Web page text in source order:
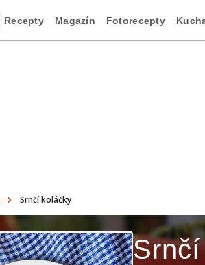
Recepty Magazín Fotorecepty
Srnčí koláčky